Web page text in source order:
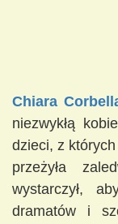
Chiara
niezwykłą
dzieci, z
przeżyła
wystarczył,
dramatów i